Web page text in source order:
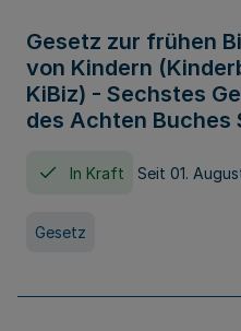
Gesetz zur frühen
von Kindern
KiBiz) - Sechstes
des Achten
In Kraft Seit 01.
Gesetz